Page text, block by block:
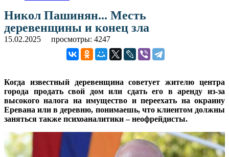
Никол Пашинян... Месть
деревенщины и конец зла
15.02.2025 просмотры: 4247
Когда известный деревенщина советует жителю центра
города продать свой дом или сдать его в аренду из-за
высокого налога на имущество и переехать на окраину
Еревана или в деревню, понимаешь, что клиентом должны
заняться также психоаналитики – неофрейдисты.